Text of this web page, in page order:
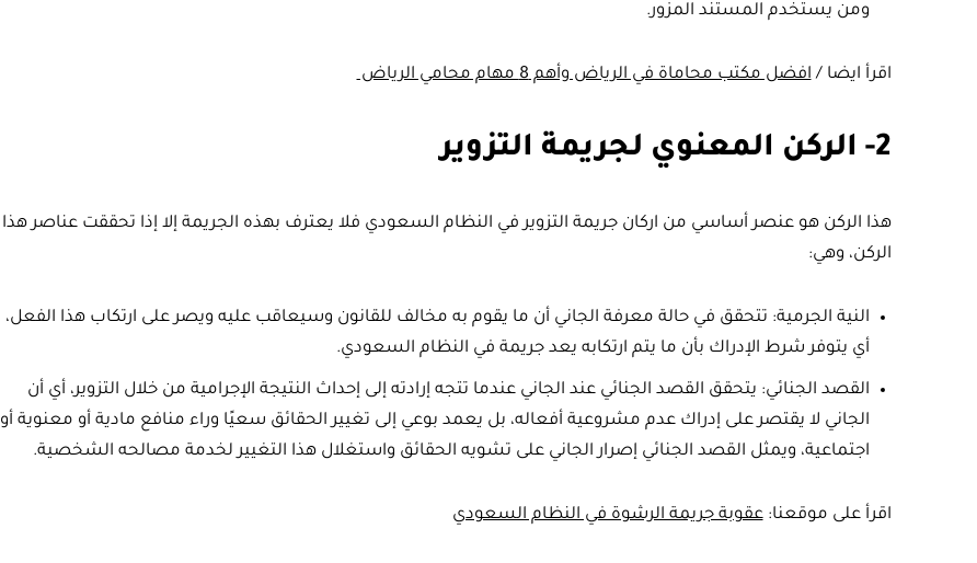
ومن يستخدم المستند المزور.
اقرأ ايضا /افضل مكتب محاماة في الرياض وأهم 8 مهام محامي الرياض
2- الركن المعنوي لجريمة التزوير
هذا الركن هو عنصر أساسي من اركان جريمة التزوير في النظام السعودي فلا يعترف بهذه الجريمة إلا إذا تحققت عناصر هذا
الركن، وهي:
النية الجرمية: تتحقق في حالة معرفة الجاني أن ما يقوم به مخالف للقانون وسيعاقب عليه ويصر على ارتكاب هذا الفعل،
أي يتوفر شرط الإدراك بأن ما يتم ارتكابه يعد جريمة في النظام السعودي.
القصد الجنائي: يتحقق القصد الجنائي عند الجاني عندما تتجه إرادته إلى إحداث النتيجة الإجرامية من خلال التزوير، أي أن
الجاني لا يقتصر على إدراك عدم مشروعية أفعاله، بل يعمد بوعي إلى تغيير الحقائق سعيًا وراء منافع مادية أو معنوية أو
اجتماعية، ويمثل القصد الجنائي إصرار الجاني على تشويه الحقائق واستغلال هذا التغيير لخدمة مصالحه الشخصية.
اقرأ على موقعنا:عقوبة جريمة الرشوة في النظام السعودي